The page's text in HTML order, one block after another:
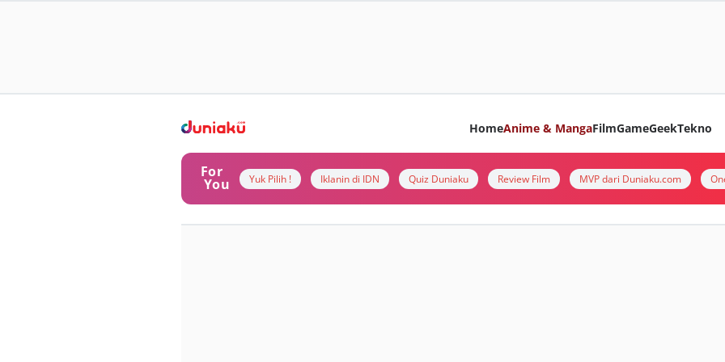
HomeAnime & MangaFilmGameGeekTekno
For
You Yuk Pilih ! Iklanin di IDN Quiz Duniaku Review Film MVP dari Duniaku.com